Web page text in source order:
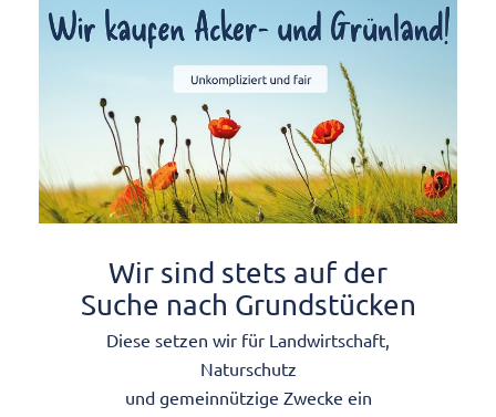
Wir sind stets auf der
Suche nach Grundstücken
Diese setzen wir für Landwirtschaft,
Naturschutz
und gemeinnützige Zwecke ein